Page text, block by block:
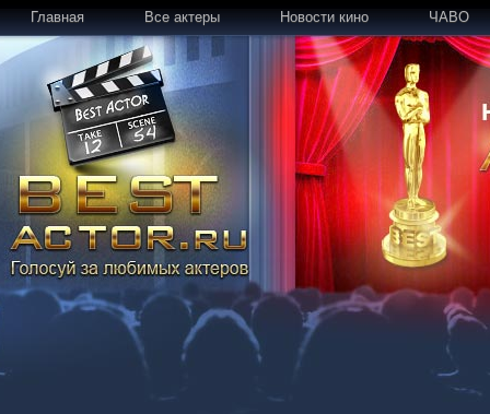
Главная Все актеры Новости кино ЧАВО